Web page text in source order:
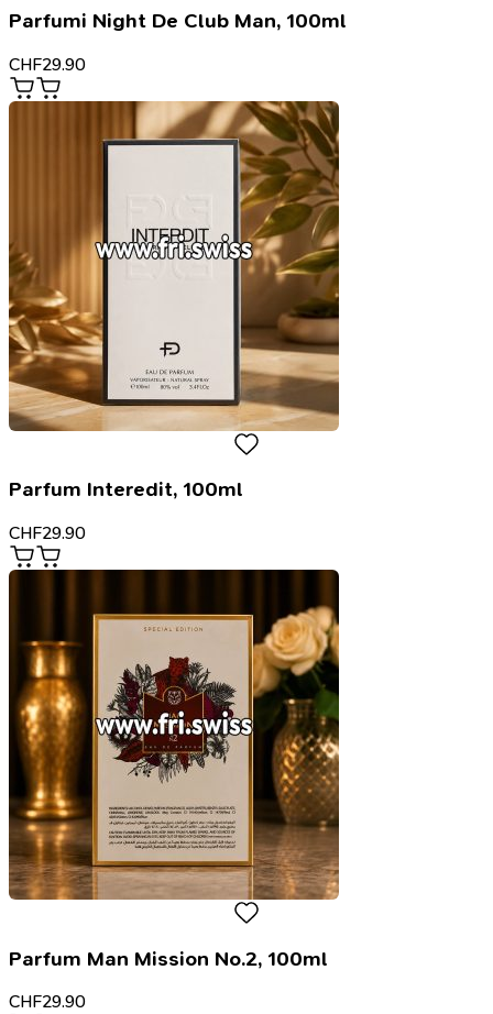
Parfumi Night De Club Man, 100ml
CHF29.90
Parfum Interedit, 100ml
CHF29.90
Parfum Man Mission No.2, 100ml
CHF29.90